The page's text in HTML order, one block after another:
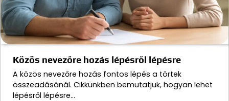
Közös nevezőre hozás lépésről lépésre
A közös nevezőre hozás fontos lépés a törtek
összeadásánál. Cikkünkben bemutatjuk, hogyan lehet
lépésről lépésre…